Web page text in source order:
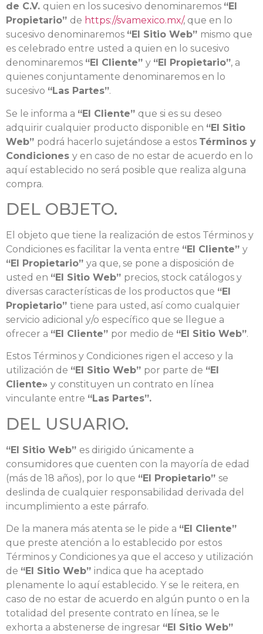
de C.V. quien en los sucesivo denominaremos “El
Propietario” de https://svamexico.mx/, que en lo
sucesivo denominaremos “El Sitio Web” mismo que
es celebrado entre usted a quien en lo sucesivo
denominaremos “El Cliente” y “El Propietario”, a
quienes conjuntamente denominaremos en lo
sucesivo “Las Partes”.
Se le informa a “El Cliente” que si es su deseo
adquirir cualquier producto disponible en “El Sitio
Web” podrá hacerlo sujetándose a estos Términos y
Condiciones y en caso de no estar de acuerdo en lo
aquí establecido no será posible que realiza alguna
compra.
DEL OBJETO.
El objeto que tiene la realización de estos Términos y
Condiciones es facilitar la venta entre “El Cliente” y
“El Propietario” ya que, se pone a disposición de
usted en “El Sitio Web” precios, stock catálogos y
diversas características de los productos que “El
Propietario” tiene para usted, así como cualquier
servicio adicional y/o específico que se llegue a
ofrecer a “El Cliente” por medio de “El Sitio Web”.
Estos Términos y Condiciones rigen el acceso y la
utilización de “El Sitio Web” por parte de “El
Cliente» y constituyen un contrato en línea
vinculante entre “Las Partes”.
DEL USUARIO.
“El Sitio Web” es dirigido únicamente a
consumidores que cuenten con la mayoría de edad
(más de 18 años), por lo que “El Propietario” se
deslinda de cualquier responsabilidad derivada del
incumplimiento a este párrafo.
De la manera más atenta se le pide a “El Cliente”
que preste atención a lo establecido por estos
Términos y Condiciones ya que el acceso y utilización
de “El Sitio Web” indica que ha aceptado
plenamente lo aquí establecido. Y se le reitera, en
caso de no estar de acuerdo en algún punto o en la
totalidad del presente contrato en línea, se le
exhorta a abstenerse de ingresar “El Sitio Web”